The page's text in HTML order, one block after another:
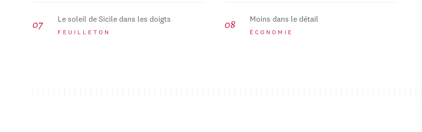
Le soleil de Sicile dans les doigts
FEUILLETON
Moins dans le détail
ÉCONOMIE